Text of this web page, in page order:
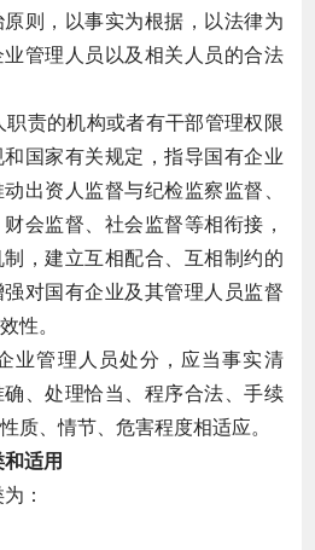
则，以事实为根据，以法律为
管理人员以及相关人员的合法
职责的机构或者有干部管理权限
国家有关规定，指导国有企业
出资人监督与纪检监察监督、
会监督、社会监督等相衔接，
，建立互相配合、互相制约的
对国有企业及其管理人员监督
性。
业管理人员处分，应当事实清
、处理恰当、程序合法、手续
质、情节、危害程度相适应。
适用
：